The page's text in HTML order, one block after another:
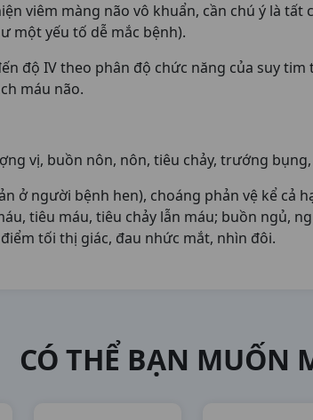
viêm màng não vô khuẩn, cần chú ý là
một yếu tố dễ mắc bệnh).
độ IV theo phân độ chức năng của suy tim
máu não.
vị, buồn nôn, nôn, tiêu chảy, trướng
ở người bệnh hen), choáng phản vệ kể cả
tiêu máu, tiêu chảy lẫn máu; buồn ngủ,
tối thị giác, đau nhức mắt, nhìn đôi.
CÓ THỂ BẠN MUỐN